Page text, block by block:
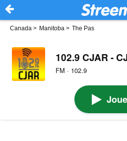
Canada > Manitoba > The Pas
102.9 CJAR -
FM · 102.9